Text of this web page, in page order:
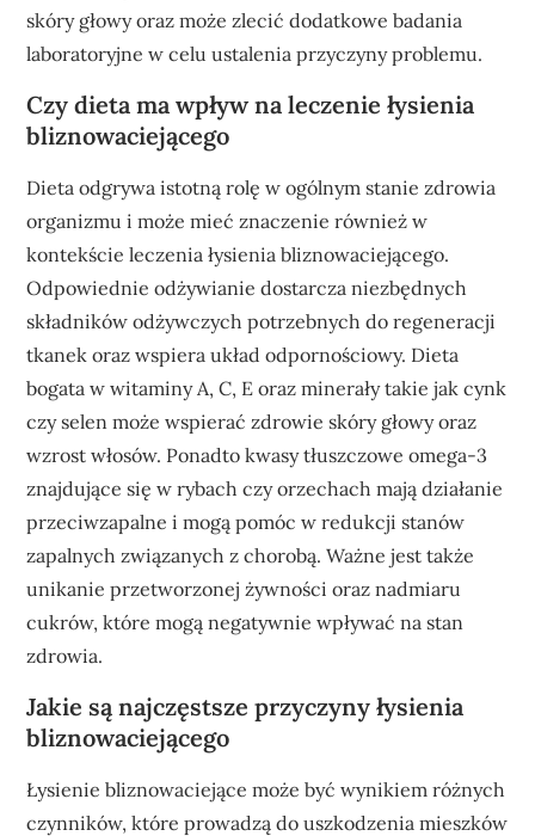
skóry głowy oraz może zlecić dodatkowe badania
laboratoryjne w celu ustalenia przyczyny problemu.
Czy dieta ma wpływ na leczenie łysienia
bliznowaciejącego
Dieta odgrywa istotną rolę w ogólnym stanie zdrowia
organizmu i może mieć znaczenie również w
kontekście leczenia łysienia bliznowaciejącego.
Odpowiednie odżywianie dostarcza niezbędnych
składników odżywczych potrzebnych do regeneracji
tkanek oraz wspiera układ odpornościowy. Dieta
bogata w witaminy A, C, E oraz minerały takie jak cynk
czy selen może wspierać zdrowie skóry głowy oraz
wzrost włosów. Ponadto kwasy tłuszczowe omega-3
znajdujące się w rybach czy orzechach mają działanie
przeciwzapalne i mogą pomóc w redukcji stanów
zapalnych związanych z chorobą. Ważne jest także
unikanie przetworzonej żywności oraz nadmiaru
cukrów, które mogą negatywnie wpływać na stan
zdrowia.
Jakie są najczęstsze przyczyny łysienia
bliznowaciejącego
Łysienie bliznowaciejące może być wynikiem różnych
czynników, które prowadzą do uszkodzenia mieszków